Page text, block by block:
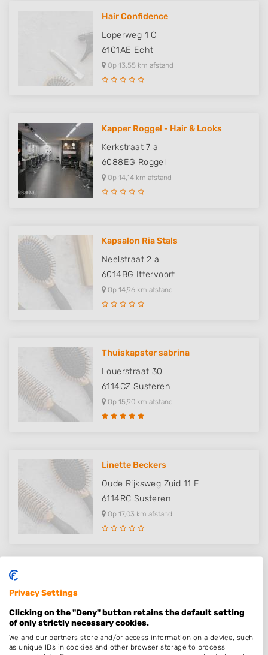
Hair Confidence
Loperweg 1 C
6101AE Echt
Op 13,55 km afstand
Kapper Roggel - Hair & Looks
Kerkstraat 7 a
6088EG Roggel
Op 14,14 km afstand
Kapsalon Ria Stals
Neelstraat 2 a
6014BG Ittervoort
Op 14,96 km afstand
Thuiskapster sabrina
Louerstraat 30
6114CZ Susteren
Op 15,90 km afstand
Linette Beckers
Oude Rijksweg Zuid 11 E
6114RC Susteren
Op 17,03 km afstand
6137SP Sittard
Op 19,82 km afstand
Privacy Settings
Clicking on the "Deny" button retains the default setting
of only strictly necessary cookies.
We and our partners store and/or access information on a device, such
as unique IDs in cookies and other browser storage to process